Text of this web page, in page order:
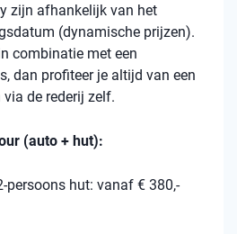
zijn afhankelijk van het
(dynamische prijzen).
combinatie met een
dan profiteer je altijd van een
de rederij zelf.
(auto + hut):
persoons hut: vanaf € 380,-